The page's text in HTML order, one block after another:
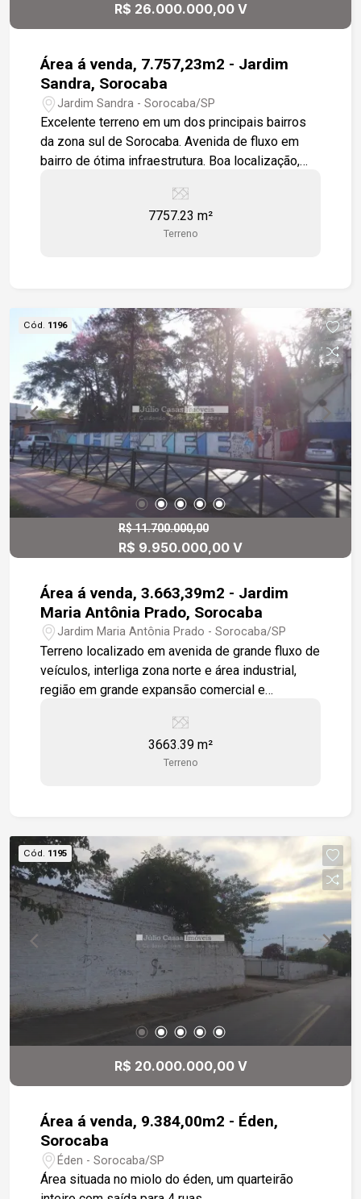
R$ 26.000.000,00 V
Área á venda, 7.757,23m2 - Jardim
Sandra, Sorocaba
Jardim Sandra - Sorocaba/SP
Excelente terreno em um dos principais bairros
da zona sul de Sorocaba. Avenida de fluxo em
bairro de ótima infraestrutura. Boa localização,
Zoneamento central. Grande oportunidade para
investidor/incorporador.7757.23 m²
Terreno
Cód. 1196
R$ 11.700.000,00
R$ 9.950.000,00 V
Área á venda, 3.663,39m2 - Jardim
Maria Antônia Prado, Sorocaba
Jardim Maria Antônia Prado - Sorocaba/SP
Terreno localizado em avenida de grande fluxo de
veículos, interliga zona norte e área industrial,
região em grande expansão comercial e
condomínios. Frente para duas ruas, facilitando a
logística ou estacionamento, para futuro
comércio, sendo uma excelente Área para
3663.39 m²
Terreno
Cód. 1195
R$ 20.000.000,00 V
Área á venda, 9.384,00m2 - Éden,
Sorocaba
Éden - Sorocaba/SP
Área situada no miolo do éden, um quarteirão